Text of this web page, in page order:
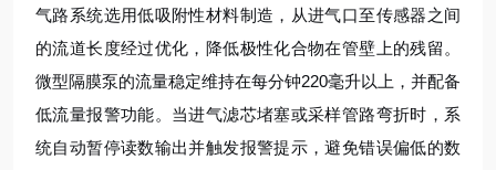
气路系统选用低吸附性材料制造，从进气口至传感器之间
的流道长度经过优化，降低极性化合物在管壁上的残留。
微型隔膜泵的流量稳定维持在每分钟220毫升以上，并配备
低流量报警功能。当进气滤芯堵塞或采样管路弯折时，系
统自动暂停读数输出并触发报警提示，避免错误偏低的数